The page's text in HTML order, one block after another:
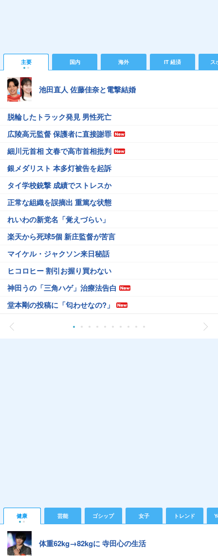
主要 国内 海外 IT 経済 ス
池田直人 佐藤佳奈と電撃結婚
脱輪したトラック発見 男性死亡
広陵高元監督 保護者に直接謝罪
細川元首相 文春で高市首相批判
銀メダリスト 本多灯被告を起訴
タイ学校銃撃 成績でストレスか
正常な組織を誤摘出 重篤な状態
れいわの新党名「覚えづらい」
楽天から死球5個 新庄監督が苦言
マイケル・ジャクソン来日秘話
ヒコロヒー 割引お握り買わない
神田うの「三角ハゲ」治療法告白
堂本剛の投稿に「匂わせなの?」
健康 芸能 ゴシップ 女子 トレンド
体重62kg→82kgに 寺田心の生活